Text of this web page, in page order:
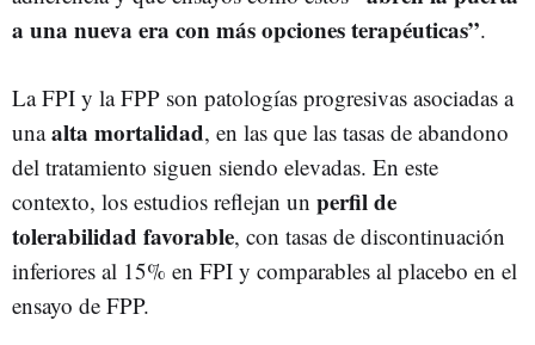
a una nueva era con más opciones terapéuticas”.
La FPI y la FPP son patologías progresivas asociadas a
unaalta mortalidad, en las que las tasas de abandono
del tratamiento siguen siendo elevadas. En este
contexto, los estudios reflejan un perfil de
tolerabilidad favorable, con tasas de discontinuación
inferiores al 15% en FPI y comparables al placebo en el
ensayo de FPP.